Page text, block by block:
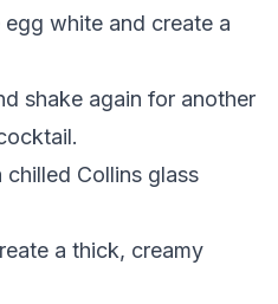
white and create a
shake again for another
Collins glass
a thick, creamy